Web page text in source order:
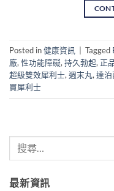
Posted in健康資訊 Tagged
廠, 性功能障礙, 持久勃起, 正
超級雙效犀利士, 週末丸, 達泊
買犀利士
最新資訊